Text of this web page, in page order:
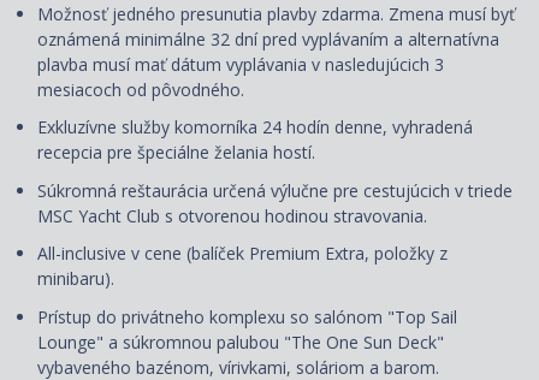
Možnosť jedného presunutia plavby zdarma. Zmena musí byť
oznámená minimálne 32 dní pred vyplávaním a alternatívna
plavba musí mať dátum vyplávania v nasledujúcich 3
mesiacoch od pôvodného.
Exkluzívne služby komorníka 24 hodín denne, vyhradená
recepcia pre špeciálne želania hostí.
Súkromná reštaurácia určená výlučne pre cestujúcich v triede
MSC Yacht Club s otvorenou hodinou stravovania.
All-inclusive v cene (balíček Premium Extra, položky z
minibaru).
Prístup do privátneho komplexu so salónom "Top Sail
Lounge" a súkromnou palubou "The One Sun Deck"
vybaveného bazénom, vírivkami, soláriom a barom.